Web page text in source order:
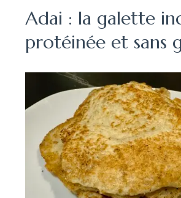
Adai : la galette
protéinée et sans